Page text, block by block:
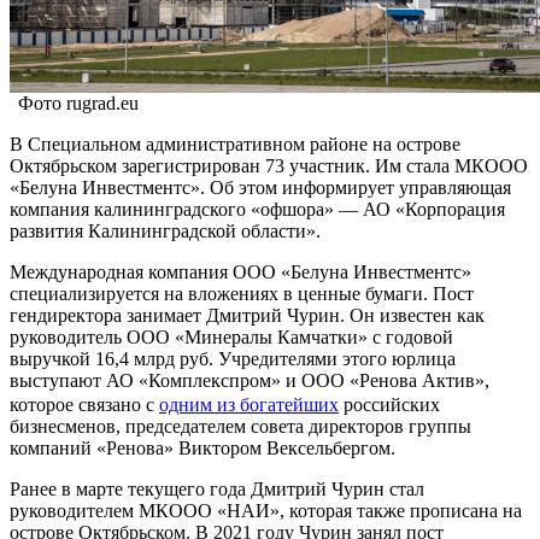
Фото rugrad.eu
В Специальном административном районе на острове
Октябрьском зарегистрирован 73 участник. Им стала МКООО
«Белуна Инвестментс». Об этом информирует управляющая
компания калининградского «офшора» — АО «Корпорация
развития Калининградской области».
Международная компания ООО «Белуна Инвестментс»
специализируется на вложениях в ценные бумаги. Пост
гендиректора занимает Дмитрий Чурин. Он известен как
руководитель ООО «Минералы Камчатки» с годовой
выручкой 16,4 млрд руб. Учредителями этого юрлица
выступают АО «Комплекспром» и ООО «Ренова Актив»,
которое связано с одним из богатейших российских
бизнесменов, председателем совета директоров группы
компаний «Ренова» Виктором Вексельбергом.
Ранее в марте текущего года Дмитрий Чурин стал
руководителем МКООО «НАИ», которая также прописана на
острове Октябрьском. В 2021 году Чурин занял пост